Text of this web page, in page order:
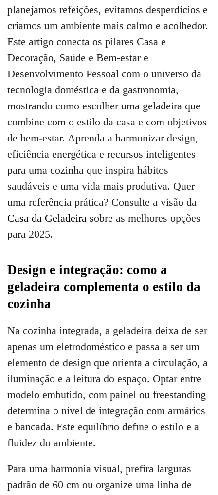
planejamos refeições, evitamos desperdícios e
criamos um ambiente mais calmo e acolhedor.
Este artigo conecta os pilares Casa e
Decoração, Saúde e Bem-estar e
Desenvolvimento Pessoal com o universo da
tecnologia doméstica e da gastronomia,
mostrando como escolher uma geladeira que
combine com o estilo da casa e com objetivos
de bem-estar. Aprenda a harmonizar design,
eficiência energética e recursos inteligentes
para uma cozinha que inspira hábitos
saudáveis e uma vida mais produtiva. Quer
uma referência prática? Consulte a visão da
Casa da Geladeira sobre as melhores opções
para 2025.
Design e integração: como a
geladeira complementa o estilo da
cozinha
Na cozinha integrada, a geladeira deixa de ser
apenas um eletrodoméstico e passa a ser um
elemento de design que orienta a circulação, a
iluminação e a leitura do espaço. Optar entre
modelo embutido, com painel ou freestanding
determina o nível de integração com armários
e bancada. Este equilíbrio define o estilo e a
fluidez do ambiente.
Para uma harmonia visual, prefira larguras
padrão de 60 cm ou organize uma linha de